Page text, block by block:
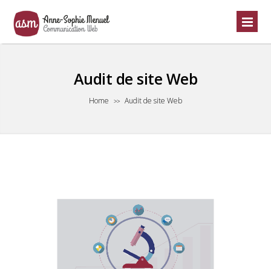
Audit de site Web
Home >> Audit de site Web